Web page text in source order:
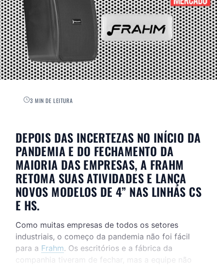
3 MIN DE LEITURA
DEPOIS DAS INCERTEZAS NO INÍCIO DA
PANDEMIA E DO FECHAMENTO DA
MAIORIA DAS EMPRESAS, A FRAHM
RETOMA SUAS ATIVIDADES E LANÇA
NOVOS MODELOS DE 4” NAS LINHAS CS
E HS.
Como muitas empresas de todos os setores
industriais, o começo da pandemia não foi fácil
para a Frahm. Os escritórios e a fábrica da
companhia tiveram de fechar, mas a equipe não